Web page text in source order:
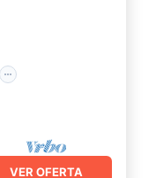
VER OFERTA